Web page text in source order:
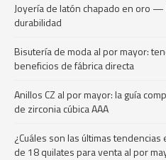
Joyería de latón chapado en oro —
durabilidad
Bisutería de moda al por mayor:
beneficios de fábrica directa
Anillos CZ al por mayor: la guía
de zirconia cúbica AAA
¿Cuáles son las últimas
de 18 quilates para venta al por